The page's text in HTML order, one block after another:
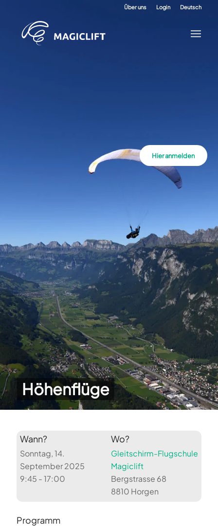
Über uns Login Deutsch
Höhenflüge
Hier anmelden
Wann?
Sonntag, 14.
September 2025
9:45 - 17:00
Wo?
Gleitschirm-Flugschule
Magiclift
Bergstrasse 68
8810 Horgen
Programm